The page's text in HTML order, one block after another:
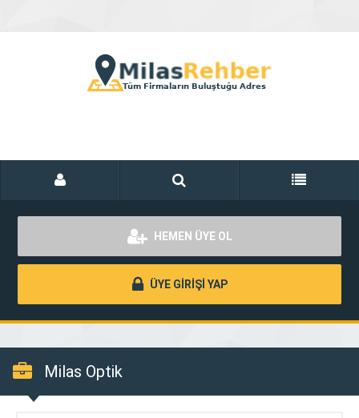
HEMEN ÜYE OL
ÜYE GİRİŞİ YAP
Milas Optik